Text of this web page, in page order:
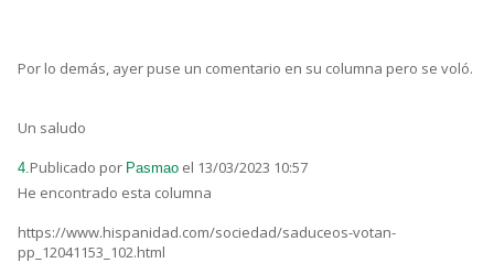
Por lo demás, ayer puse un comentario en su columna pero se voló.
Un saludo
4.Publicado por Pasmao el 13/03/2023 10:57
He encontrado esta columna
https://www.hispanidad.com/sociedad/saduceos-votan-
pp_12041153_102.html